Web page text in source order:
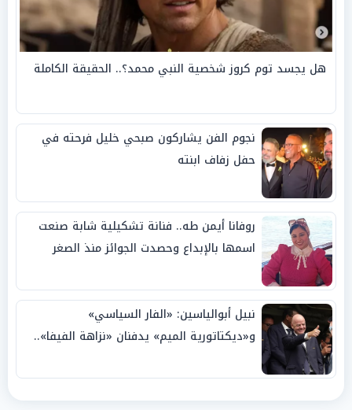
هل يجسد توم كروز شخصية النبي محمد؟.. الحقيقة الكاملة
نجوم الفن يشاركون صبحي خليل فرحته في
حفل زفاف ابنته
روفانا أيمن طه.. فنانة تشكيلية شابة صنعت
اسمها بالإبداع وحصدت الجوائز منذ الصغر
نبيل أبوالياسين: «الفار السياسي»
و«ديكتاتورية الميم» يدفنان «نزاهة الفيفا»..